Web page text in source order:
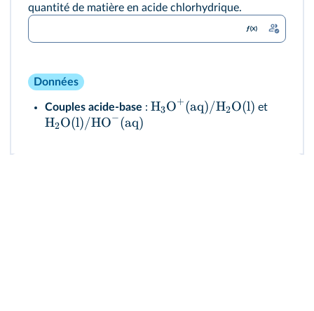
quantité de matière en acide chlorhydrique.
Données
Couples acide‑base : H3O+(aq)/H2O(l) et
H2O(l)/HO−(aq)